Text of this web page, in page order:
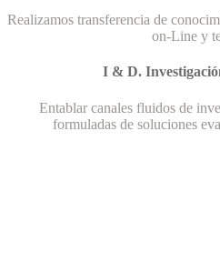
Realizamos transferencia de
on-Line y
I & D.
Entablar canales fluidos de
formuladas de soluciones